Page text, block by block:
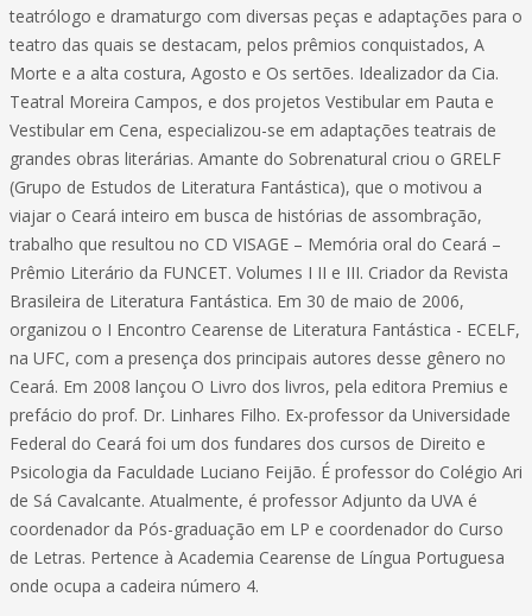
teatrólogo e dramaturgo com diversas peças e adaptações para o
teatro das quais se destacam, pelos prêmios conquistados, A
Morte e a alta costura, Agosto e Os sertões. Idealizador da Cia.
Teatral Moreira Campos, e dos projetos Vestibular em Pauta e
Vestibular em Cena, especializou-se em adaptações teatrais de
grandes obras literárias. Amante do Sobrenatural criou o GRELF
(Grupo de Estudos de Literatura Fantástica), que o motivou a
viajar o Ceará inteiro em busca de histórias de assombração,
trabalho que resultou no CD VISAGE – Memória oral do Ceará –
Prêmio Literário da FUNCET. Volumes I II e III. Criador da Revista
Brasileira de Literatura Fantástica. Em 30 de maio de 2006,
organizou o I Encontro Cearense de Literatura Fantástica - ECELF,
na UFC, com a presença dos principais autores desse gênero no
Ceará. Em 2008 lançou O Livro dos livros, pela editora Premius e
prefácio do prof. Dr. Linhares Filho. Ex-professor da Universidade
Federal do Ceará foi um dos fundares dos cursos de Direito e
Psicologia da Faculdade Luciano Feijão. É professor do Colégio Ari
de Sá Cavalcante. Atualmente, é professor Adjunto da UVA é
coordenador da Pós-graduação em LP e coordenador do Curso
de Letras. Pertence à Academia Cearense de Língua Portuguesa
onde ocupa a cadeira número 4.